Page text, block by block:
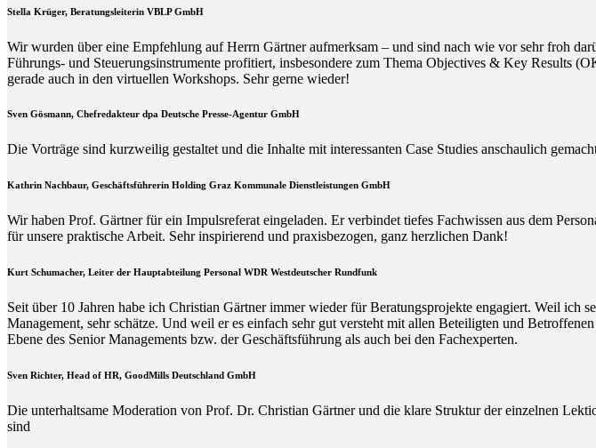
Stella Krüger, Beratungsleiterin VBLP GmbH
Wir wurden über eine Empfehlung auf Herrn Gärtner aufmerksam – und sind nach wie vor sehr froh
Führungs- und Steuerungsinstrumente profitiert, insbesondere zum Thema Objectives & Key Results
gerade auch in den virtuellen Workshops. Sehr gerne wieder!
Sven Gösmann, Chefredakteur dpa Deutsche Presse-Agentur GmbH
Die Vorträge sind kurzweilig gestaltet und die Inhalte mit interessanten Case Studies anschaulich
Kathrin Nachbaur, Geschäftsführerin Holding Graz Kommunale Dienstleistungen GmbH
Wir haben Prof. Gärtner für ein Impulsreferat eingeladen. Er verbindet tiefes Fachwissen aus dem
für unsere praktische Arbeit. Sehr inspirierend und praxisbezogen, ganz herzlichen Dank!
Kurt Schumacher, Leiter der Hauptabteilung Personal WDR Westdeutscher Rundfunk
Seit über 10 Jahren habe ich Christian Gärtner immer wieder für Beratungsprojekte engagiert. Weil ich
Management, sehr schätze. Und weil er es einfach sehr gut versteht mit allen Beteiligten und
Ebene des Senior Managements bzw. der Geschäftsführung als auch bei den Fachexperten.
Sven Richter, Head of HR, GoodMills Deutschland GmbH
Die unterhaltsame Moderation von Prof. Dr. Christian Gärtner und die klare Struktur der einzelnen
sind